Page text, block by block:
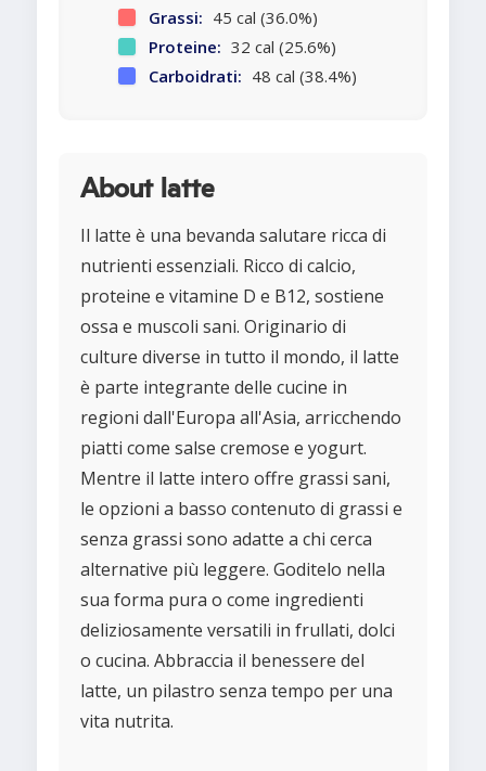
Grassi: 45 cal (36.0%)
Proteine: 32 cal (25.6%)
Carboidrati: 48 cal (38.4%)
About latte
Il latte è una bevanda salutare ricca di
nutrienti essenziali. Ricco di calcio,
proteine e vitamine D e B12, sostiene
ossa e muscoli sani. Originario di
culture diverse in tutto il mondo, il latte
è parte integrante delle cucine in
regioni dall'Europa all'Asia, arricchendo
piatti come salse cremose e yogurt.
Mentre il latte intero offre grassi sani,
le opzioni a basso contenuto di grassi e
senza grassi sono adatte a chi cerca
alternative più leggere. Goditelo nella
sua forma pura o come ingredienti
deliziosamente versatili in frullati, dolci
o cucina. Abbraccia il benessere del
latte, un pilastro senza tempo per una
vita nutrita.